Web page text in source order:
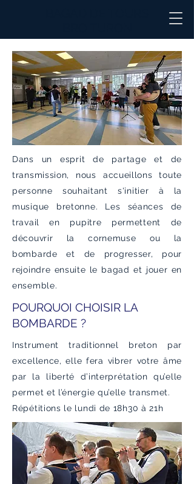
Dans un esprit de partage et de
transmission, nous accueillons toute
personne souhaitant s'initier à la
musique bretonne. Les séances de
travail en pupitre permettent de
découvrir la cornemuse ou la
bombarde et de progresser, pour
rejoindre ensuite le bagad et jouer en
ensemble.
POURQUOI CHOISIR LA
BOMBARDE ?
Instrument traditionnel breton par
excellence, elle fera vibrer votre âme
par la liberté d’interprétation qu’elle
permet et l’énergie qu’elle transmet.
Répétitions le lundi de 18h30 à 21h